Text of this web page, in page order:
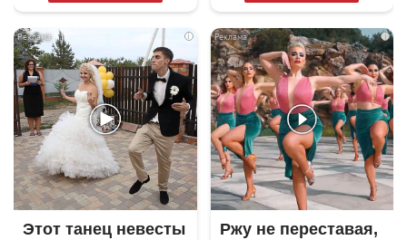
i
Этот танец невесты
i
Ржу не переставая,